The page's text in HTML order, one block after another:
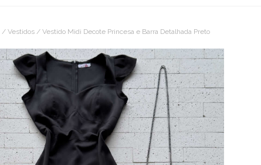
/ Vestidos / Vestido Midi Decote Princesa e Barra Detalhada Preto